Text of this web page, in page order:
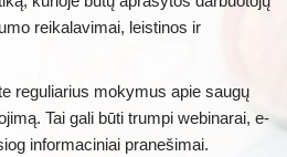
reikalavimai, leistinos ir
reguliarius mokymus apie saugų
Tai gali būti trumpi webinarai, e-
informaciniai pranešimai.